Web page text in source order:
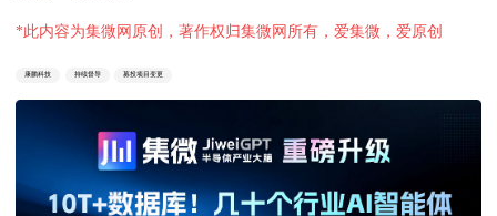
*此内容为集微网原创，著作权归集微网所有，爱集微，爱原创
康鹏科技 持续督导 募投项目变更